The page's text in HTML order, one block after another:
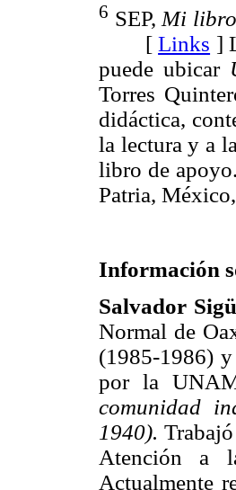
6 SEP, Mi
[Links ]
puede ubicar
Torres
didáctica,
la lectura y a
libro de
Patria,
Información
Salvador
Normal de
(1985-1986)
por la
comunidad
1940).
Atención a
Actualmente